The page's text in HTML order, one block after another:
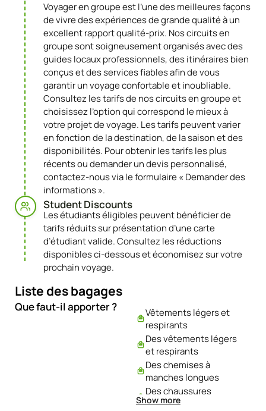
Voyager en groupe est l’une des meilleures façons
de vivre des expériences de grande qualité à un
excellent rapport qualité-prix. Nos circuits en
groupe sont soigneusement organisés avec des
guides locaux professionnels, des itinéraires bien
conçus et des services fiables afin de vous
garantir un voyage confortable et inoubliable.
Consultez les tarifs de nos circuits en groupe et
choisissez l’option qui correspond le mieux à
votre projet de voyage. Les tarifs peuvent varier
en fonction de la destination, de la saison et des
disponibilités. Pour obtenir les tarifs les plus
récents ou demander un devis personnalisé,
contactez-nous via le formulaire « Demander des
informations ».
Student Discounts​
Les étudiants éligibles peuvent bénéficier de
tarifs réduits sur présentation d’une carte
d’étudiant valide. Consultez les réductions
disponibles ci-dessous et économisez sur votre
prochain voyage.
Liste des bagages
Que faut-il apporter ?
Vêtements légers et
respirants
Des vêtements légers
et respirants
Des chemises à
manches longues
Des chaussures
confortables
Show more